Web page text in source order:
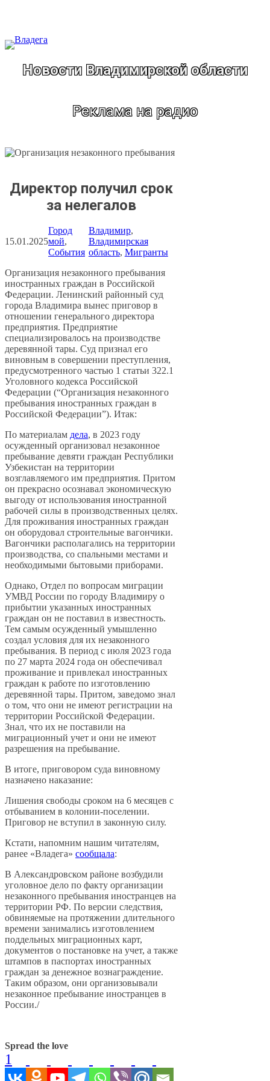
Новости Владимирской области
Реклама на радио
Директор получил срок
за нелегалов
15.01.2025
Город
мой
События
Владимир
Владимирская
область, Мигранты
Организация незаконного пребывания
иностранных граждан в Российской
Федерации. Ленинский районный суд
города Владимира вынес приговор в
отношении генерального директора
предприятия. Предприятие
специализировалось на производстве
деревянной тары. Суд признал его
виновным в совершении преступления,
предусмотренного частью 1 статьи 322.1
Уголовного кодекса Российской
Федерации (“Организация незаконного
пребывания иностранных граждан в
Российской Федерации”). Итак:
По материалам дела, в 2023 году
осужденный организовал незаконное
пребывание девяти граждан Республики
Узбекистан на территории
возглавляемого им предприятия. Притом
он прекрасно осознавал экономическую
выгоду от использования иностранной
рабочей силы в производственных целях.
Для проживания иностранных граждан
он оборудовал строительные вагончики.
Вагончики располагались на территории
производства, со спальными местами и
необходимыми бытовыми приборами.
Однако, Отдел по вопросам миграции
УМВД России по городу Владимиру о
прибытии указанных иностранных
граждан он не поставил в известность.
Тем самым осужденный умышленно
создал условия для их незаконного
пребывания. В период с июля 2023 года
по 27 марта 2024 года он обеспечивал
проживание и привлекал иностранных
граждан к работе по изготовлению
деревянной тары. Притом, заведомо знал
о том, что они не имеют регистрации на
территории Российской Федерации.
Знал, что их не поставили на
миграционный учет и они не имеют
разрешения на пребывание.
В итоге, приговором суда виновному
назначено наказание:
Лишения свободы сроком на 6 месяцев с
отбыванием в колонии-поселении.
Приговор не вступил в законную силу.
Кстати, напомним нашим читателям,
ранее «Владега» сообщала:
В Александровском районе возбудили
уголовное дело по факту организации
незаконного пребывания иностранцев на
территории РФ. По версии следствия,
обвиняемые на протяжении длительного
времени занимались изготовлением
поддельных миграционных карт,
документов о постановке на учет, а также
штампов в паспортах иностранных
граждан за денежное вознаграждение.
Таким образом, они организовывали
незаконное пребывание иностранцев в
России./
Spread the love
1